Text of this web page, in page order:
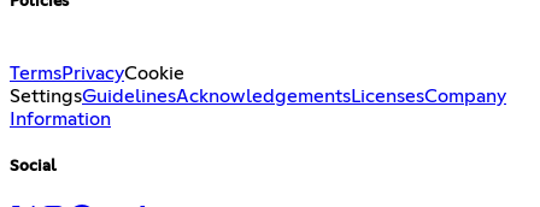
TermsPrivacyCookie
SettingsGuidelinesAcknowledgementsLicensesCompany
Information
Social